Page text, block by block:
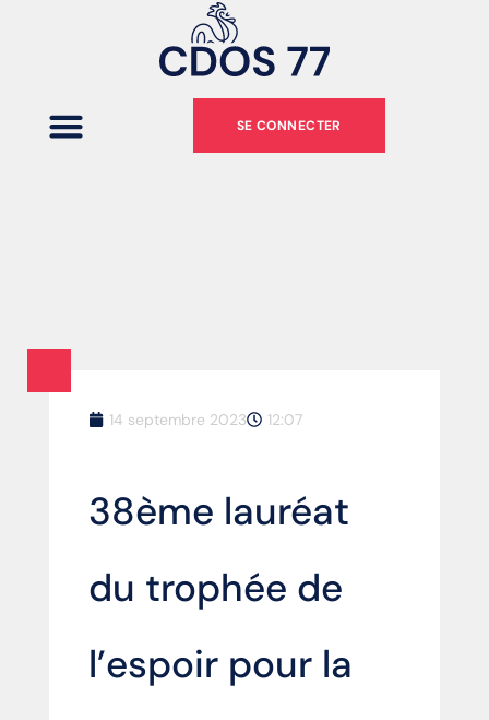
SE CONNECTER
14 septembre 2023 12:07
38ème lauréat
du trophée de
l’espoir pour la